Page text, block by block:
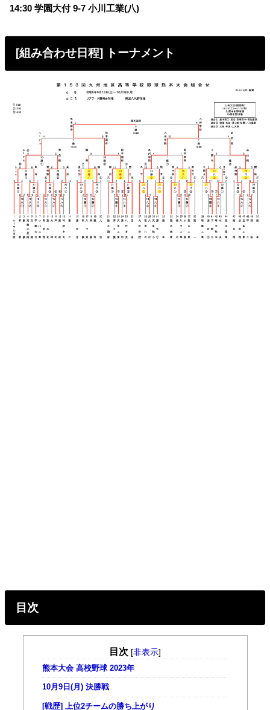
14:30 学園大付 9-7 小川工業(八)
[組み合わせ日程] トーナメント
目次
目次 [非表示]
熊本大会 高校野球 2023年
10月9日(月) 決勝戦
[戦歴] 上位2チームの勝ち上がり